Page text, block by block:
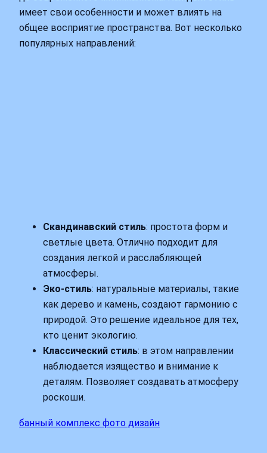
имеет свои особенности и может влиять на
общее восприятие пространства. Вот несколько
популярных направлений:
Скандинавский стиль: простота форм и
светлые цвета. Отлично подходит для
создания легкой и расслабляющей
атмосферы.
Эко-стиль: натуральные материалы, такие
как дерево и камень, создают гармонию с
природой. Это решение идеальное для тех,
кто ценит экологию.
Классический стиль: в этом направлении
наблюдается изящество и внимание к
деталям. Позволяет создавать атмосферу
роскоши.
банный комплекс фото дизайн